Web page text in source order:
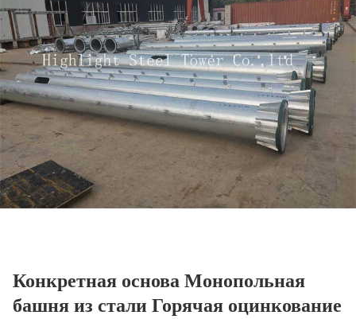
Конкретная основа Монопольная
башня из стали Горячая оцинкование